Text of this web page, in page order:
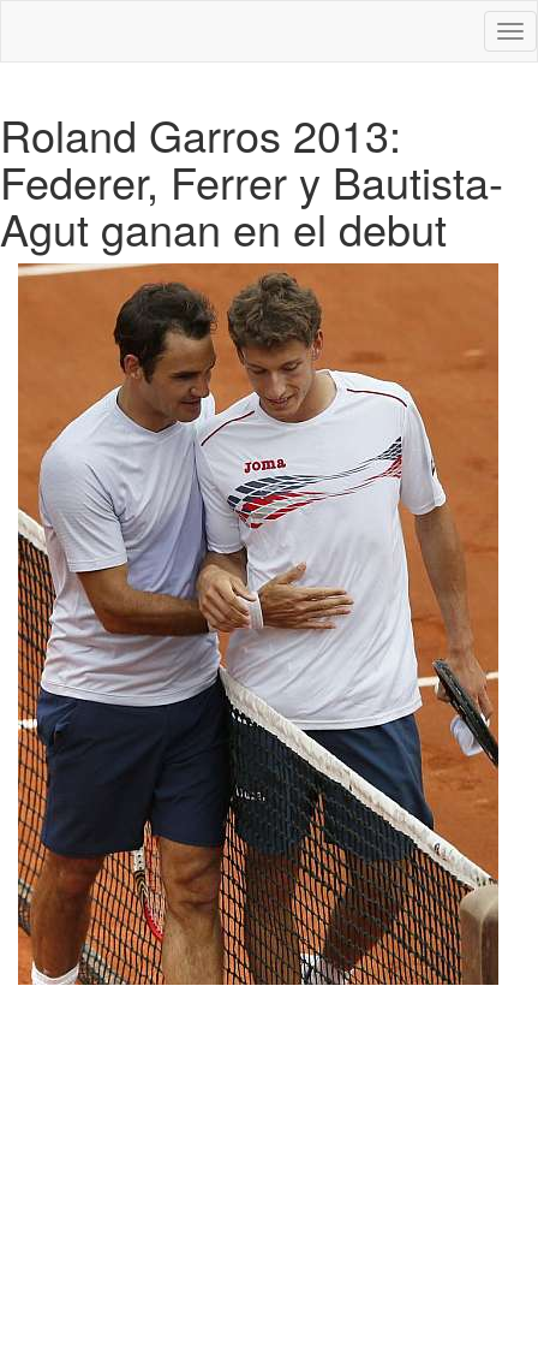
Roland Garros 2013:
Federer, Ferrer y Bautista-
Agut ganan en el debut